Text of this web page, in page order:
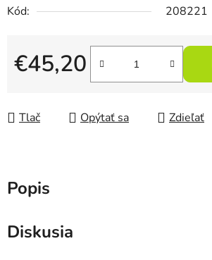
Kód:
208221
€45,20
Jednotková cena:
Tlač Opýtať sa Zdieľať
Popis
Diskusia